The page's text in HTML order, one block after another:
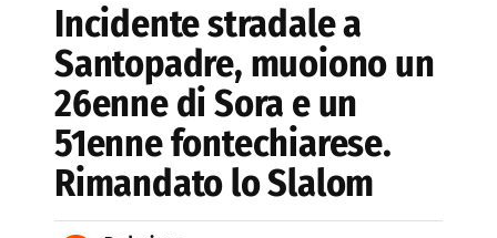
Incidente stradale a
Santopadre, muoiono un
26enne di Sora e un
51enne fontechiarese.
Rimandato lo Slalom